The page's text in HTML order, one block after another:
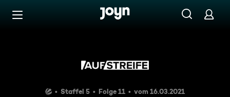
Zum Inhalt springen
Staffel 5 Folge 11 vom 16.03.2021